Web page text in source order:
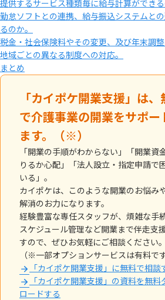
提供するサービス種類毎に給与計算ができる
勤怠ソフトとの連携、給与振込システムと
るのか。
税金・社会保険料やその変更、及び年末調整
地域ごとの異なる制度への対応。
まとめ
「カイポケ開業支援」は、
で介護事業の開業をサポー
ます。（※）
「開業の手順がわからない」「開業資
りるか心配」「法人設立・指定申請で
いる」。
カイポケは、このような開業のお悩み
解消のお力になります。
経験豊富な専任スタッフが、煩雑な手
スケジュール管理など開業まで伴走支
すので、ぜひお気軽にご相談ください。
（※一部オプションサービスは有料です
「カイポケ開業支援」に無料で相談
「カイポケ開業支援」の資料を無料
ロードする